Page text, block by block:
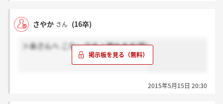
さやか さん (16卒)
＞あさんへ こなぃです！諦めます(笑)
2015年5月15日 20:30